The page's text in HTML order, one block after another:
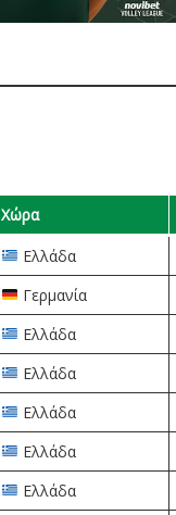
Χώρα
Ελλάδα
Γερμανία
Ελλάδα
Ελλάδα
Ελλάδα
Ελλάδα
Ελλάδα